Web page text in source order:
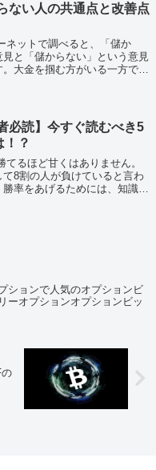
ない人の共通点と改善点
ネットで調べると、「儲か
見と「儲からない」という意見
。大金を掴む方がいる一方で、
必読】今すぐ読むべき5
！？
てるほど甘くはありません。
て8割の人が負けていると言わ
率をあげるためには、知識を
ションで人気のオプションビ
ーオプションオプションビッ